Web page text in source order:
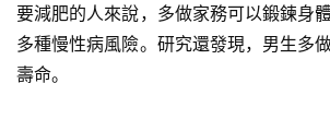
要減肥的人來說，多做家務可以鍛鍊身
多種慢性病風險。研究還發現，男生多
壽命。